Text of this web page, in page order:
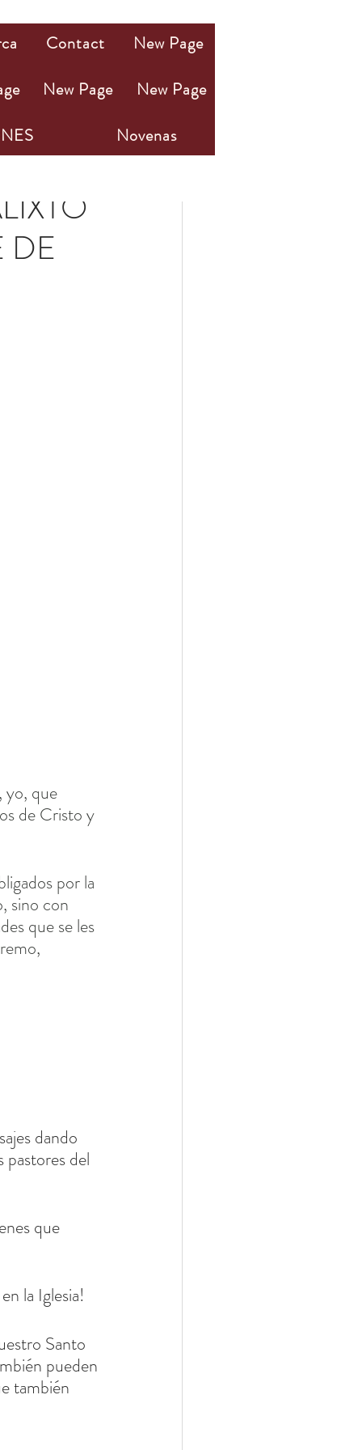
DE
yo, que
de Cristo y
por la
sino con
que se les
dando
pastores del
que
la Iglesia!
Santo
pueden
también
Contact
New Page
New Page
New Page
Novenas